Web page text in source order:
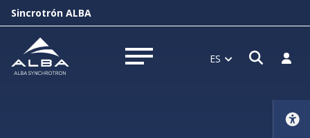
Sincrotrón ALBA
Abrir menú ES Abrir